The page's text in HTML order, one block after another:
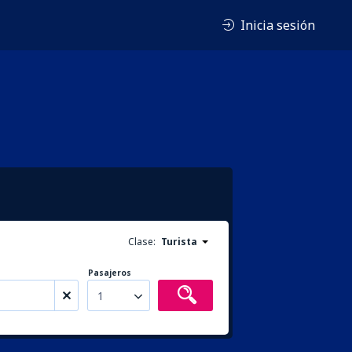
Inicia sesión
Clase: Turista
Pasajeros
1